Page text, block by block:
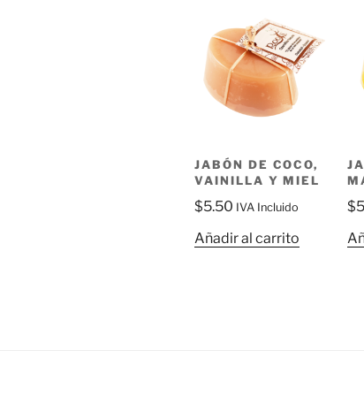
JABÓN DE COCO,
VAINILLA Y MIEL
$5.50 IVA Incluido
Añadir al carrito
$